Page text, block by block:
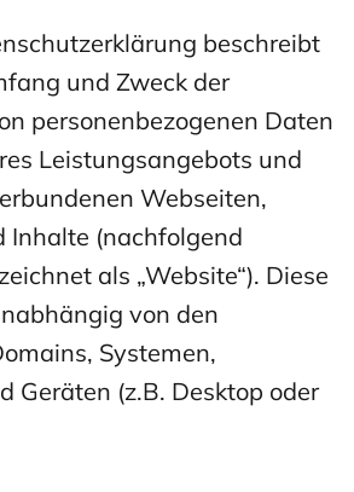
beschreibt
und Zweck der
personenbezogenen Daten
Leistungsangebots und
Webseiten,
Inhalte (nachfolgend
als „Website“). Diese
von den
Systemen,
Geräten (z.B. Desktop oder